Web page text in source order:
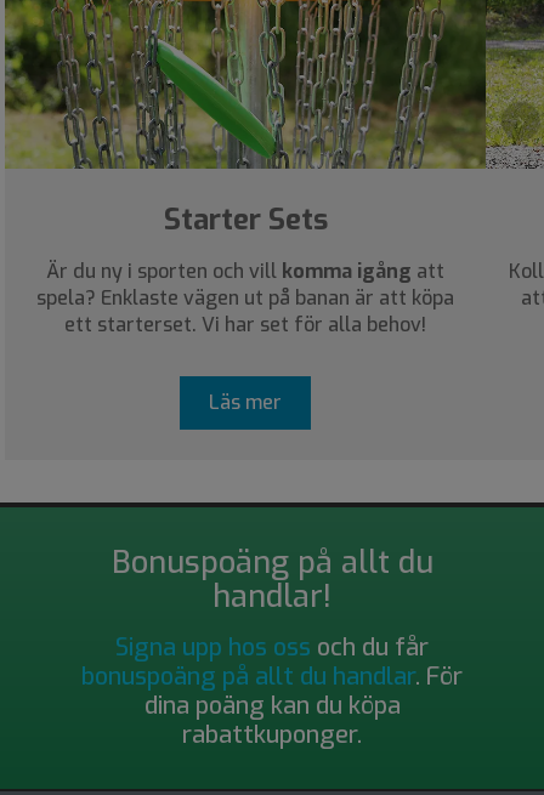
›
Starter Sets
Är du ny i sporten och vill komma igång att
spela? Enklaste vägen ut på banan är att köpa
ett starterset. Vi har set för alla behov!
Läs mer
Bonuspoäng på allt du
handlar!
Signa upp hos oss och du får
bonuspoäng på allt du handlar. För
dina poäng kan du köpa
rabattkuponger.